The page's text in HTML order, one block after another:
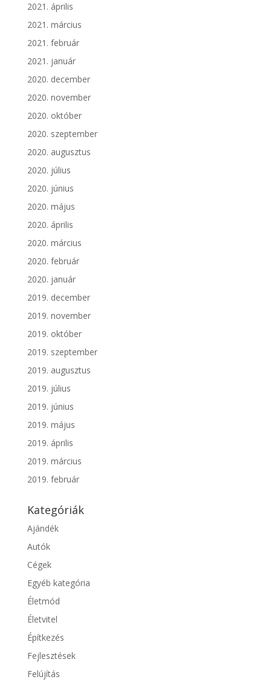
2021. április
2021. március
2021. február
2021. január
2020. december
2020. november
2020. október
2020. szeptember
2020. augusztus
2020. július
2020. június
2020. május
2020. április
2020. március
2020. február
2020. január
2019. december
2019. november
2019. október
2019. szeptember
2019. augusztus
2019. július
2019. június
2019. május
2019. április
2019. március
2019. február
Kategóriák
Ajándék
Autók
Cégek
Egyéb kategória
Életmód
Életvitel
Építkezés
Fejlesztések
Felújítás